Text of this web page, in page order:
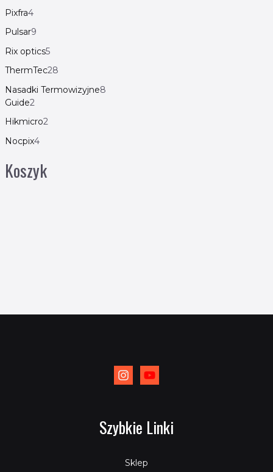
Pixfra4
Pulsar9
Rix optics5
ThermTec28
Nasadki Termowizyjne8
Guide2
Hikmicro2
Nocpix4
Koszyk
Szybkie Linki
Sklep